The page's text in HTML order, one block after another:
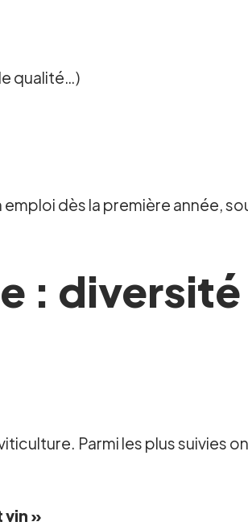
qualité…)
dès la première année,
:
Parmi les plus suivies
vin »